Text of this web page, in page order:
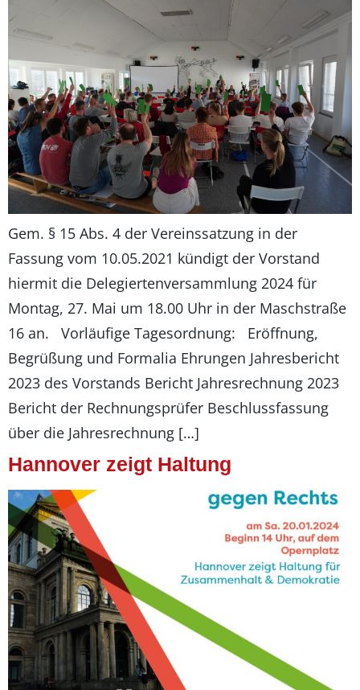
Gem. § 15 Abs. 4 der Vereinssatzung in der
Fassung vom 10.05.2021 kündigt der Vorstand
hiermit die Delegiertenversammlung 2024 für
Montag, 27. Mai um 18.00 Uhr in der Maschstraße
16 an. Vorläufige Tagesordnung: Eröffnung,
Begrüßung und Formalia Ehrungen Jahresbericht
2023 des Vorstands Bericht Jahresrechnung 2023
Bericht der Rechnungsprüfer Beschlussfassung
über die Jahresrechnung […]
Hannover zeigt Haltung